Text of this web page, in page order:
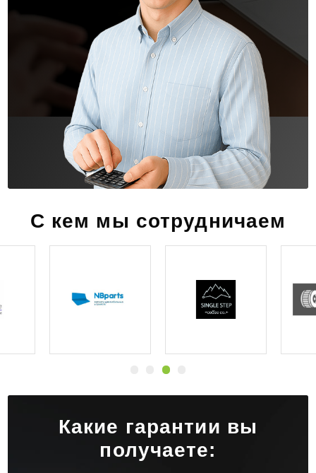
С кем мы сотрудничаем
Какие гарантии вы
получаете: